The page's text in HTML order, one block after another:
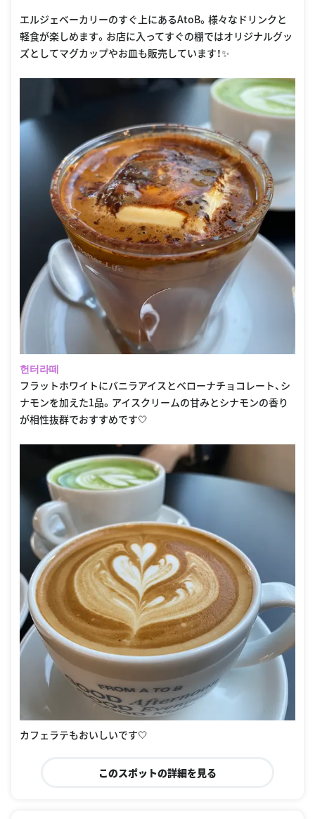
エルジェベーカリーのすぐ上にあるAtoB。様々なドリンクと
軽食が楽しめます。お店に入ってすぐの棚ではオリジナルグッ
ズとしてマグカップやお皿も販売しています！✨
헌터라떼
フラットホワイトにバニラアイスとベローナチョコレート、シ
ナモンを加えた1品。アイスクリームの甘みとシナモンの香り
が相性抜群でおすすめです🤍
カフェラテもおいしいです🤍
このスポットの詳細を見る